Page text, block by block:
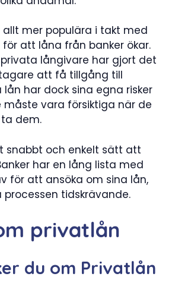
allt mer populära i takt med
att låna från banker ökar.
långivare har gjort det
att få tillgång till
lån har dock sina egna risker
vara försiktiga när de
dem.
snabbt och enkelt sätt att
har en lång lista med
för att ansöka om sina lån,
processen tidskrävande.
privatlån
du om Privatlån